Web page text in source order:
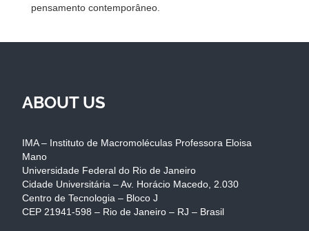
pensamento contemporâneo.
ABOUT US
IMA – Instituto de Macromoléculas Professora Eloisa
Mano
Universidade Federal do Rio de Janeiro
Cidade Universitária – Av. Horácio Macedo, 2.030
Centro de Tecnologia – Bloco J
CEP 21941-598 – Rio de Janeiro – RJ – Brasil